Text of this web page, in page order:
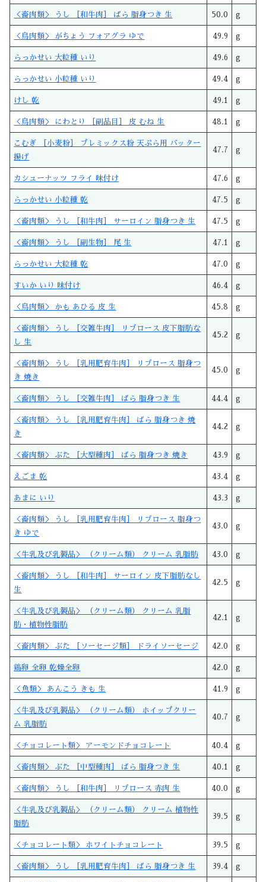
＜畜肉類＞ うし ［和牛肉］ ばら 脂身つき 生 50.0 g
＜鳥肉類＞ がちょう フォアグラ ゆで 49.9 g
らっかせい 大粒種 いり 49.6 g
らっかせい 小粒種 いり 49.4 g
けし 乾 49.1 g
＜鳥肉類＞ にわとり ［副品目］ 皮 むね 生 48.1 g
こむぎ ［小麦粉］ プレミックス粉 天ぷら用 バッター
揚げ
47.7 g
カシューナッツ フライ 味付け 47.6 g
らっかせい 小粒種 乾 47.5 g
＜畜肉類＞ うし ［和牛肉］ サーロイン 脂身つき 生 47.5 g
＜畜肉類＞ うし ［副生物］ 尾 生 47.1 g
らっかせい 大粒種 乾 47.0 g
すいか いり 味付け 46.4 g
＜鳥肉類＞ かも あひる 皮 生 45.8 g
＜畜肉類＞ うし ［交雑牛肉］ リブロース 皮下脂肪な
し 生
45.2 g
＜畜肉類＞ うし ［乳用肥育牛肉］ リブロース 脂身つ
き 焼き
45.0 g
＜畜肉類＞ うし ［交雑牛肉］ ばら 脂身つき 生 44.4 g
＜畜肉類＞ うし ［乳用肥育牛肉］ ばら 脂身つき 焼
き
44.2 g
＜畜肉類＞ ぶた ［大型種肉］ ばら 脂身つき 焼き 43.9 g
えごま 乾 43.4 g
あまに いり 43.3 g
＜畜肉類＞ うし ［乳用肥育牛肉］ リブロース 脂身つ
き ゆで
43.0 g
＜牛乳及び乳製品＞ （クリーム類） クリーム 乳脂肪 43.0 g
＜畜肉類＞ うし ［和牛肉］ サーロイン 皮下脂肪なし
生
42.5 g
＜牛乳及び乳製品＞ （クリーム類） クリーム 乳脂
肪・植物性脂肪
42.1 g
＜畜肉類＞ ぶた ［ソーセージ類］ ドライソーセージ 42.0 g
鶏卵 全卵 乾燥全卵 42.0 g
＜魚類＞ あんこう きも 生 41.9 g
＜牛乳及び乳製品＞ （クリーム類） ホイップクリー
ム 乳脂肪
40.7 g
＜チョコレート類＞ アーモンドチョコレート 40.4 g
＜畜肉類＞ ぶた ［中型種肉］ ばら 脂身つき 生 40.1 g
＜畜肉類＞ うし ［和牛肉］ リブロース 赤肉 生 40.0 g
＜牛乳及び乳製品＞ （クリーム類） クリーム 植物性
脂肪
39.5 g
＜チョコレート類＞ ホワイトチョコレート 39.5 g
＜畜肉類＞ うし ［乳用肥育牛肉］ ばら 脂身つき 生 39.4 g